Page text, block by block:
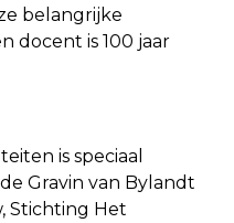
belangrijke
docent is 100 jaar
is speciaal
Gravin van Bylandt
Stichting Het